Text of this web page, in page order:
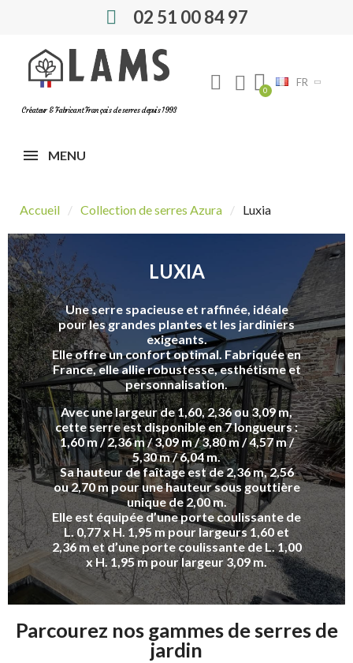
02 51 00 84 97
Créateur & Fabricant Français de serres depuis 1993
FR
MENU
Accueil Collection de serres Azura Luxia
LUXIA
Une serre spacieuse et raffinée, idéale
pour les grandes plantes et les jardiniers
exigeants.
Elle offre un confort optimal. Fabriquée en
France, elle allie robustesse, esthétisme et
personnalisation.
Avec une largeur de 1,60, 2,36 ou 3,09 m,
cette serre est disponible en 7 longueurs :
1,60 m / 2,36 m / 3,09 m / 3,80 m / 4,57 m /
5,30 m / 6,04 m.
Sa hauteur de faîtage est de 2,36 m, 2,56
ou 2,70 m pour une hauteur sous gouttière
unique de 2,00 m.
Elle est équipée d’une porte coulissante de
L. 0,77 x H. 1,95 m pour largeurs 1,60 et
2,36 m et d’une porte coulissante de L. 1,00
x H. 1,95 m pour largeur 3,09 m.
Parcourez nos gammes de serres de
jardin